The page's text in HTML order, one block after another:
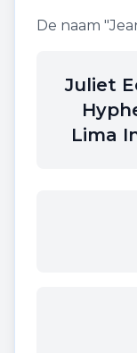
De naam "
Juliet
Lima